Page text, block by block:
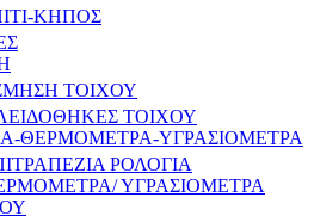
ΚΗΠΟΣ
ΤΟΙΧΟΥ
ΤΟΙΧΟΥ
ΘΕΡΜΟΜΕΤΡΑ-ΥΓΡΑΣΙΟΜΕΤΡΑ
ΡΟΛΟΓΙΑ
ΥΓΡΑΣΙΟΜΕΤΡΑ